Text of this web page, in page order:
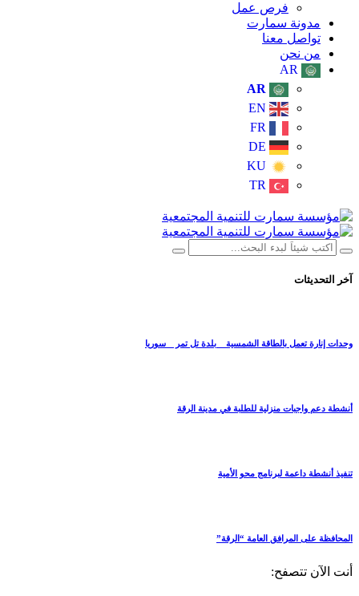
فرص عمل
مدونة سمارت
تواصل معنا
من نحن
AR
AR
EN
FR
DE
KU
TR
آخر التحديثات
وحدات إنارة تعمل بالطاقة الشمسية _ بلدة تل تمر _ سوريا
أنشطة دعم واجبات منزلية للطلبة في مدينة الرقة
تنفيذ أنشطة داعمة لبرنامج محو الأمية
المحافظة على المرافق العامة “الرقة”
أنت الآن تتصفح: